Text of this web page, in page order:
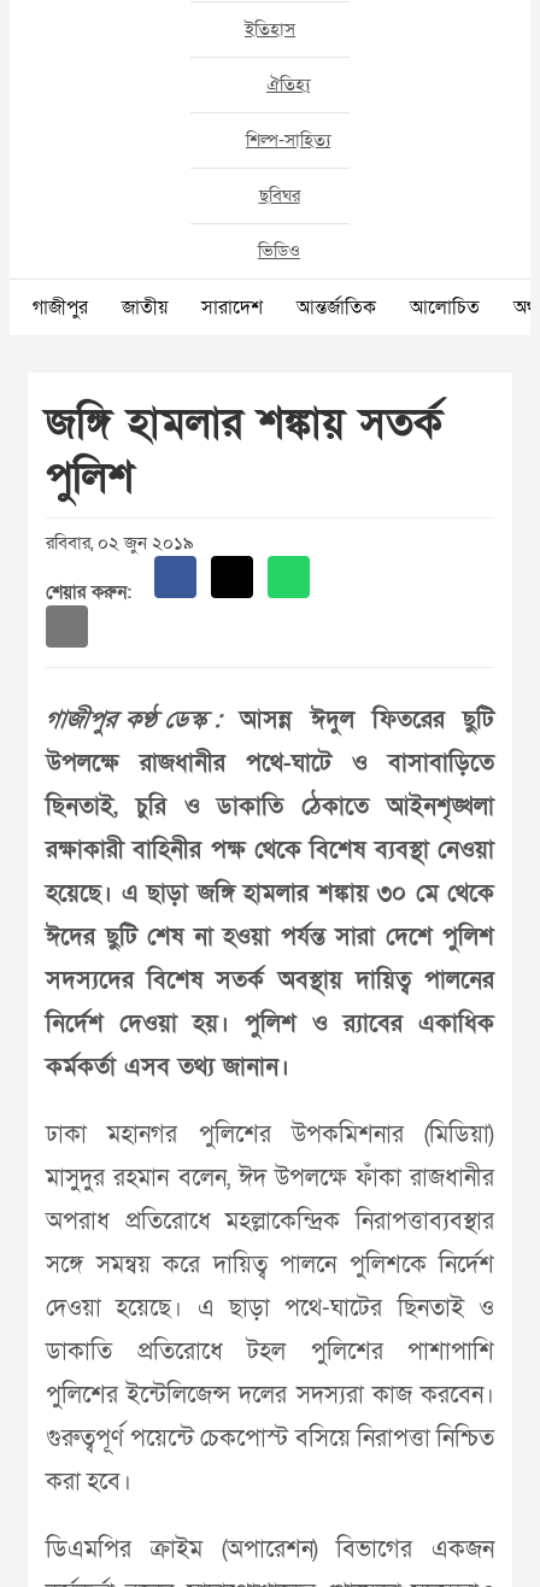
ইতিহাস
ঐতিহ্য
শিল্প-সাহিত্য
ছবিঘর
ভিডিও
গাজীপুর জাতীয় সারাদেশ আন্তর্জাতিক আলোচিত
জঙ্গি হামলার শঙ্কায় সতর্ক
পুলিশ
রবিবার, ০২ জুন ২০১৯
শেয়ার করুন:
গাজীপুর কণ্ঠ ডেস্ক :আসন্ন ঈদুল ফিতরের ছুটি
উপলক্ষে রাজধানীর পথে-ঘাটে ও বাসাবাড়িতে
ছিনতাই, চুরি ও ডাকাতি ঠেকাতে আইনশৃঙ্খলা
রক্ষাকারী বাহিনীর পক্ষ থেকে বিশেষ ব্যবস্থা নেওয়া
হয়েছে। এ ছাড়া জঙ্গি হামলার শঙ্কায় ৩০ মে থেকে
ঈদের ছুটি শেষ না হওয়া পর্যন্ত সারা দেশে পুলিশ
সদস্যদের বিশেষ সতর্ক অবস্থায় দায়িত্ব পালনের
নির্দেশ দেওয়া হয়। পুলিশ ও র‌্যাবের একাধিক
কর্মকর্তা এসব তথ্য জানান।
ঢাকা মহানগর পুলিশের উপকমিশনার (মিডিয়া)
মাসুদুর রহমান বলেন, ঈদ উপলক্ষে ফাঁকা রাজধানীর
অপরাধ প্রতিরোধে মহল্লাকেন্দ্রিক নিরাপত্তাব্যবস্থার
সঙ্গে সমন্বয় করে দায়িত্ব পালনে পুলিশকে নির্দেশ
দেওয়া হয়েছে। এ ছাড়া পথে-ঘাটের ছিনতাই ও
ডাকাতি প্রতিরোধে টহল পুলিশের পাশাপাশি
পুলিশের ইন্টেলিজেন্স দলের সদস্যরা কাজ করবেন।
গুরুত্বপূর্ণ পয়েন্টে চেকপোস্ট বসিয়ে নিরাপত্তা নিশ্চিত
করা হবে।
ডিএমপির ক্রাইম (অপারেশন) বিভাগের একজন